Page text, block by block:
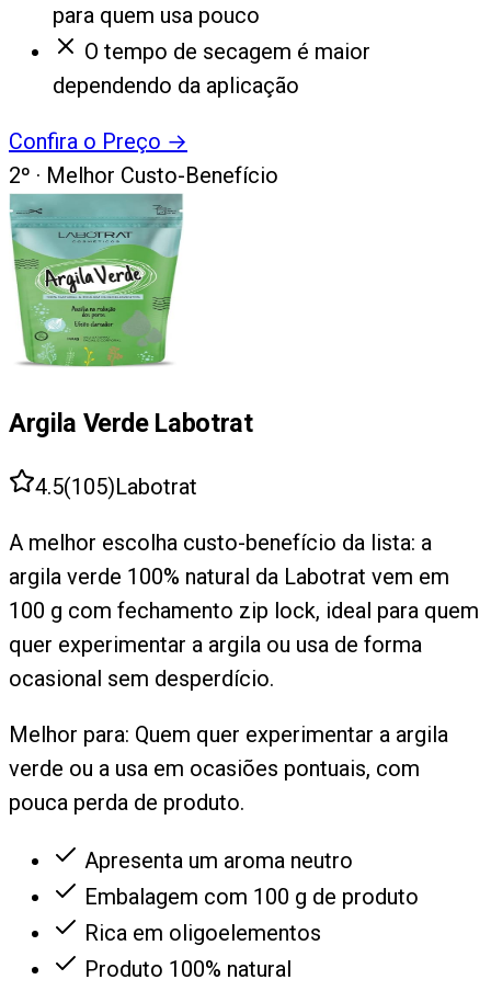
para quem usa pouco
O tempo de secagem é maior
dependendo da aplicação
Confira o Preço →
2º · Melhor Custo-Benefício
Argila Verde Labotrat
4.5(105)Labotrat
A melhor escolha custo-benefício da lista: a
argila verde 100% natural da Labotrat vem em
100 g com fechamento zip lock, ideal para quem
quer experimentar a argila ou usa de forma
ocasional sem desperdício.
Melhor para: Quem quer experimentar a argila
verde ou a usa em ocasiões pontuais, com
pouca perda de produto.
Apresenta um aroma neutro
Embalagem com 100 g de produto
Rica em oligoelementos
Produto 100% natural